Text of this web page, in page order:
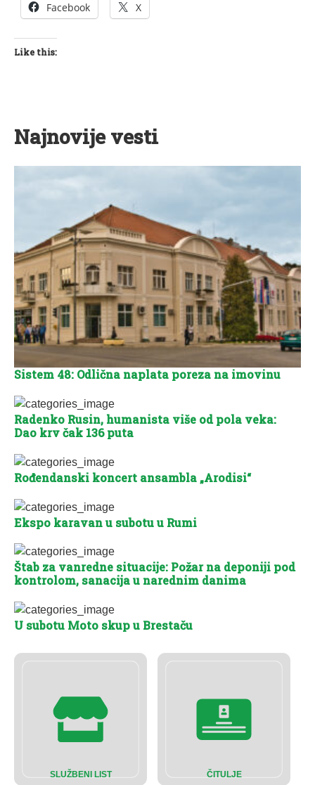
SLUŽBENI LIST ČITULJE
Facebook X
Like this:
Najnovije vesti
Sistem 48: Odlična naplata poreza na imovinu
Radenko Rusin, humanista više od pola veka:
Dao krv čak 136 puta
Rođendanski koncert ansambla „Arodisi“
Ekspo karavan u subotu u Rumi
Štab za vanredne situacije: Požar na deponiji pod
kontrolom, sanacija u narednim danima
U subotu Moto skup u Brestaču